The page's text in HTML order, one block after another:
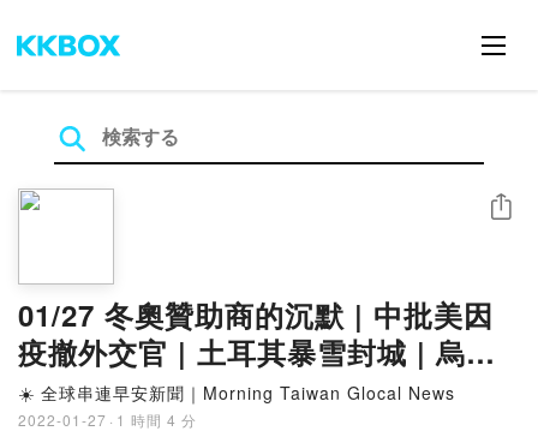
01/27 冬奧贊助商的沉默 | 中批美因
疫撤外交官 | 土耳其暴雪封城 | 烏俄
巴黎會談緩局勢 | 串連
☀️ 全球串連早安新聞｜Morning Taiwan Glocal News
2022-01-27 · 1 時間 4 分
シェア